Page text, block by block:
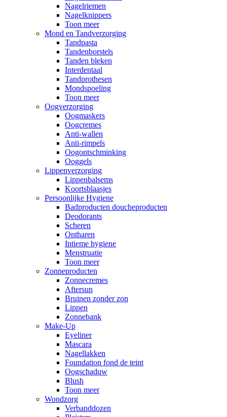
Nagelriemen
Nagelknippers
Toon meer
Mond en Tandverzorging
Tandpasta
Tandenborstels
Tanden bleken
Interdentaal
Tandprothesen
Mondspoeling
Toon meer
Oogverzorging
Oogmaskers
Oogcremes
Anti-wallen
Anti-rimpels
Oogontschminking
Ooggels
Lippenverzorging
Lippenbalsems
Koortsblaasjes
Persoonlijke Hygiene
Badproducten doucheproducten
Deodorants
Scheren
Ontharen
Intieme hygiene
Menstruatie
Toon meer
Zonneproducten
Zonnecremes
Aftersun
Bruinen zonder zon
Lippen
Zonnebank
Make-Up
Eyeliner
Mascara
Nagellakken
Foundation fond de teint
Oogschaduw
Blush
Toon meer
Wondzorg
Verbanddozen